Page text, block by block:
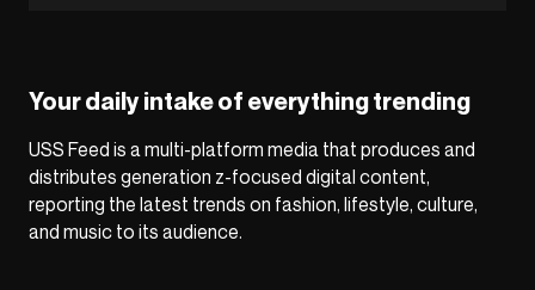
Your daily intake of everything trending
USS Feed is a multi-platform media that produces and
distributes generation z-focused digital content,
reporting the latest trends on fashion, lifestyle, culture,
and music to its audience.